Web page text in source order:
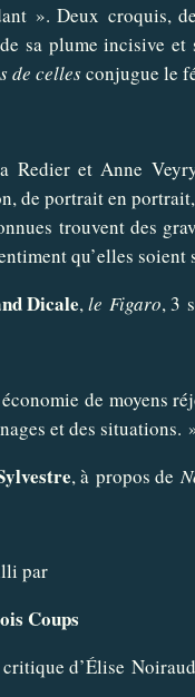
». Deux croquis,
sa plume incisive et
de cellesconjugue le
Redier et Anne
de portrait en
trouvent des
qu’elles
Dicale,le Figaro, 3
de moyens
et des situations.
, à propos de
par
Coups
d’Élise